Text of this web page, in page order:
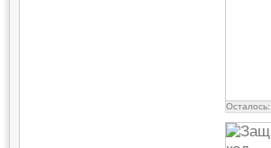
Осталось: